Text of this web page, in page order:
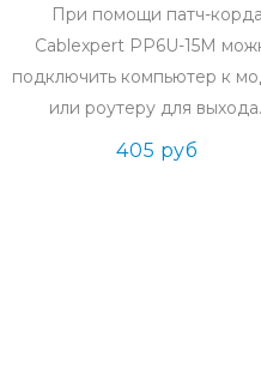
При помощи патч-корда
Cablexpert PP6U-15M
подключить компьютер к
или роутеру для
405 руб